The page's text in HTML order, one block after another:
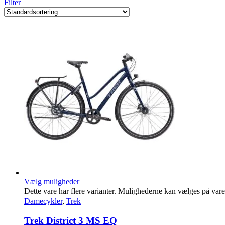
Filter
Vælg muligheder
Dette vare har flere varianter. Mulighederne kan vælges på
Damecykler, Trek
Trek District 3 MS EQ